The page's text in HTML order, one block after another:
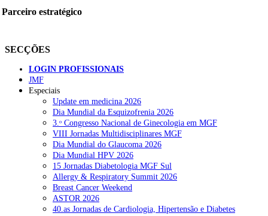
Partilhe nas redes sociais:
NOTÍCIAS RECENTES
Quase 11.900 jovens recorreram aos cheques psicólogo e
nutricionista no primeiro mês 7 de Agosto, 2026
ULS de Coimbra estreia cirurgia endoscópica do ouvido com
apoio robótico em Portugal 7 de Agosto, 2026
Enfermeiros exigem esclarecimentos sobre eventual gestão
Parceiro estratégico
SECÇÕES
LOGIN PROFISSIONAIS
JMF
Especiais
Update em medicina 2026
Dia Mundial da Esquizofrenia 2026
3.ᵒ Congresso Nacional de Ginecologia em MGF
VIII Jornadas Multidisciplinares MGF
Dia Mundial do Glaucoma 2026
Dia Mundial HPV 2026
15 Jornadas Diabetologia MGF Sul
Allergy & Respiratory Summit 2026
Breast Cancer Weekend
ASTOR 2026
40.as Jornadas de Cardiologia, Hipertensão e Diabetes